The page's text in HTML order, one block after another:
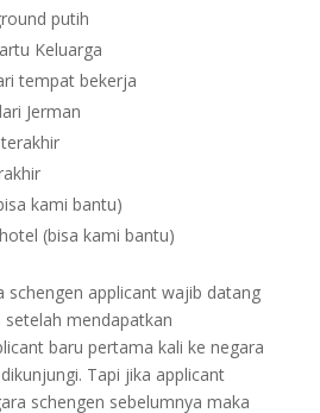
putih
Keluarga
tempat bekerja
Jerman
kami bantu)
(bisa kami bantu)
schengen applicant wajib datang
setelah mendapatkan
baru pertama kali ke negara
Tapi jika applicant
schengen sebelumnya maka